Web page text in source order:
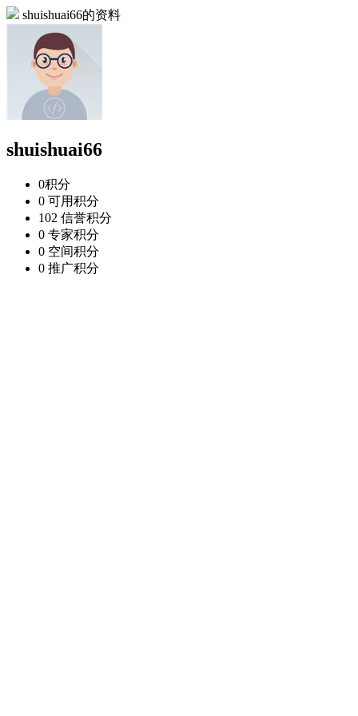
shuishuai66的资料
shuishuai66
0积分
0 可用积分
102 信誉积分
0 专家积分
0 空间积分
0 推广积分